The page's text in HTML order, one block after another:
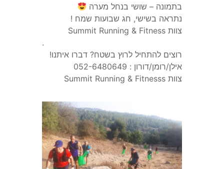
בתמונה – שושי בנחל מערה
נתראה בשישי, חג שבועות שמח !
צוות Summit Running & Fitness
.
רוצים להתחיל לרוץ בשטח? דברו איתנו!
אילן/רומן/דורון : 052-6480649
צוות Summit Running & Fitnesss